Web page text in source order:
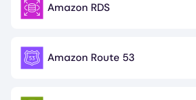
ImageAmazon RDS
ImageAmazon Route 53